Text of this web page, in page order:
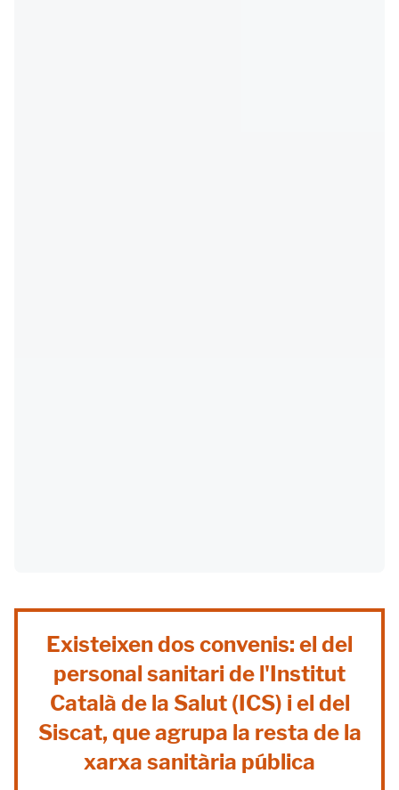
Existeixen dos convenis: el del
personal sanitari de l'Institut
Català de la Salut (ICS) i el del
Siscat, que agrupa la resta de la
xarxa sanitària pública